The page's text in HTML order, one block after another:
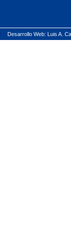
Desarrollo Web: Luis